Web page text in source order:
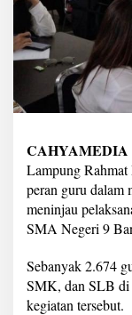
CAHYAMEDIA
Lampung
peran guru dalam
meninjau
SMA Negeri 9
Sebanyak 2.674
SMK, dan SLB di
kegiatan tersebut.